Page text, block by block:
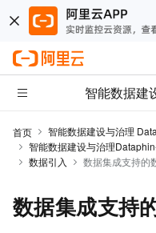
智能数据建
首页
智能数据建设与治理
智能数据建设与治理
数据引入
数据集成支持的
数据集成支持